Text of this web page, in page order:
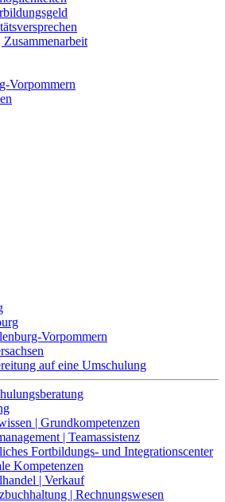
Vorpommern
Vorpommern
auf eine Umschulung
| Grundkompetenzen
| Teamassistenz
Fortbildungs- und Integrationscenter
Kompetenzen
| Verkauf
| Rechnungswesen